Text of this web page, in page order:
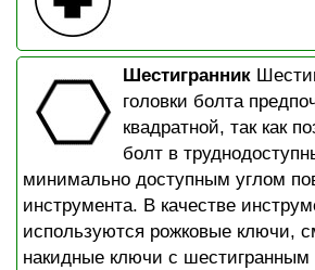
Шестигранник
головки болта
квадратной, так как
болт в
минимально доступным углом
инструмента. В качестве
используются рожковые ключи,
накидные ключи с шестигранным